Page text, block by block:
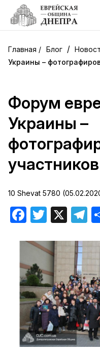
Блог /
Украины –
Форум
Украины –
участников
10 Shevat 5780
Facebook
Twitter